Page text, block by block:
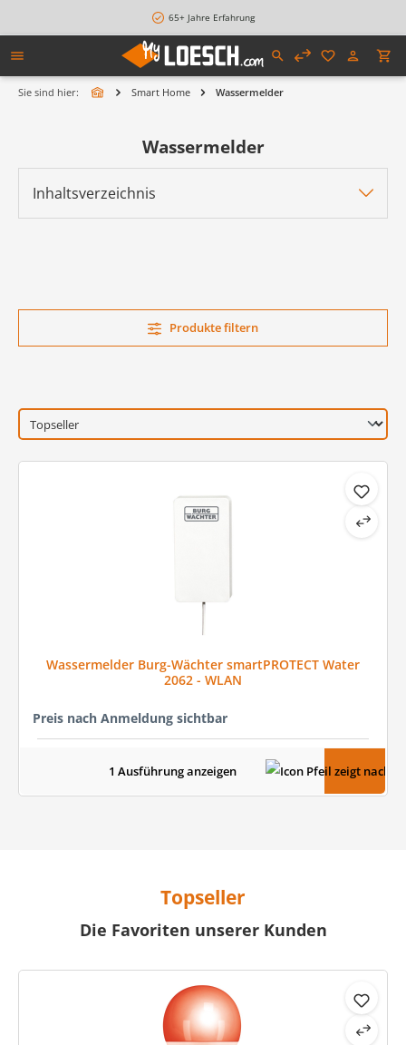
65+ Jahre Erfahrung
Sie sind hier: Smart Home Wassermelder
Inhaltsverzeichnis
Wassermelder
Produkte filtern
Wassermelder Burg-Wächter smartPROTECT Water
2062 - WLAN
Preis nach Anmeldung sichtbar
1 Ausführung anzeigen
Topseller
Die Favoriten unserer Kunden